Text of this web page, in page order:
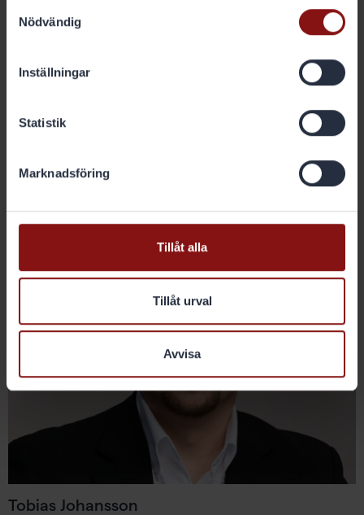
Nödvändig
Inställningar
Statistik
Marknadsföring
Tillåt alla
Tillåt urval
Avvisa
Cecilia Daun Wennborg
Se mer
Tobias Johansson